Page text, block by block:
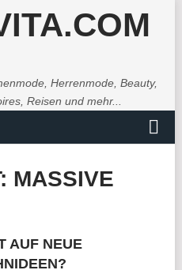
Herrenmode, Beauty,
Reisen und mehr...
MASSIVE
AUF NEUE